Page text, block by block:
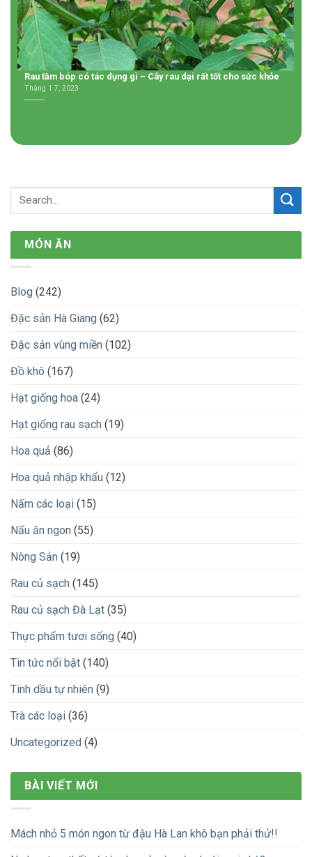
Rau tầm bóp có tác dụng gì – Cây rau dại rất tốt cho sức khỏe
Tháng 1 7, 2023
MÓN ĂN
Blog (242)
Đặc sản Hà Giang (62)
Đặc sản vùng miền (102)
Đồ khô (167)
Hạt giống hoa (24)
Hạt giống rau sạch (19)
Hoa quả (86)
Hoa quả nhập khẩu (12)
Nấm các loại (15)
Nấu ăn ngon (55)
Nông Sản (19)
Rau củ sạch (145)
Rau củ sạch Đà Lạt (35)
Thực phẩm tươi sống (40)
Tin tức nổi bật (140)
Tinh dầu tự nhiên (9)
Trà các loại (36)
Uncategorized (4)
BÀI VIẾT MỚI
Mách nhỏ 5 món ngon từ đậu Hà Lan khô bạn phải thử!!